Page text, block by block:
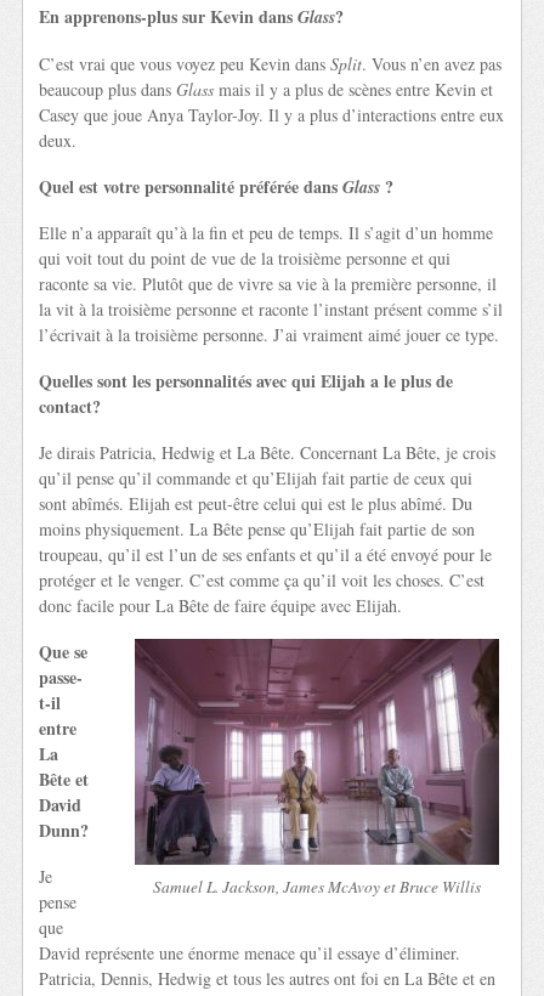
En apprenons-plus sur Kevin dansGlass?
C’est vrai que vous voyez peu Kevin dansSplit. Vous n’en avez pas
beaucoup plus dansGlass mais il y a plus de scènes entre Kevin et
Casey que joue Anya Taylor-Joy. Il y a plus d’interactions entre eux
deux.
Quel est votre personnalité préférée dansGlass ?
Elle n’a apparaît qu’à la fin et peu de temps. Il s’agit d’un homme
qui voit tout du point de vue de la troisième personne et qui
raconte sa vie. Plutôt que de vivre sa vie à la première personne, il
la vit à la troisième personne et raconte l’instant présent comme s’il
l’écrivait à la troisième personne. J’ai vraiment aimé jouer ce type.
Quelles sont les personnalités avec qui Elijah a le plus de
contact?
Je dirais Patricia, Hedwig et La Bête. Concernant La Bête, je crois
qu’il pense qu’il commande et qu’Elijah fait partie de ceux qui
sont abîmés. Elijah est peut-être celui qui est le plus abîmé. Du
moins physiquement. La Bête pense qu’Elijah fait partie de son
troupeau, qu’il est l’un de ses enfants et qu’il a été envoyé pour le
protéger et le venger. C’est comme ça qu’il voit les choses. C’est
donc facile pour La Bête de faire équipe avec Elijah.
Samuel L. Jackson, James McAvoy et Bruce Willis
Que se
passe-
t-il
entre
La
Bête et
David
Dunn?
Je
pense
que
David représente une énorme menace qu’il essaye d’éliminer.
Patricia, Dennis, Hedwig et tous les autres ont foi en La Bête et en